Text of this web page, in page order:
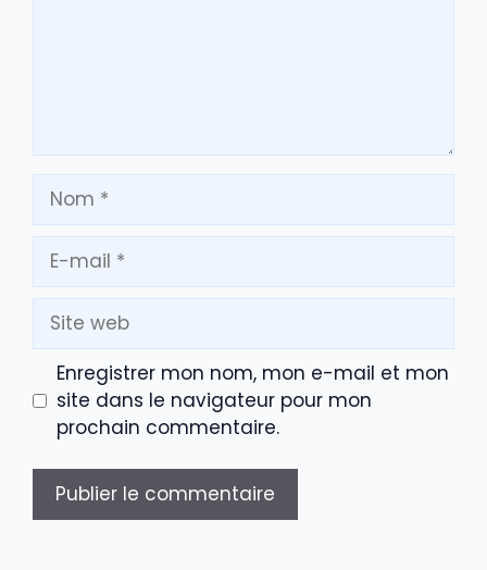
Nom
mail
Site
web
Enregistrer mon nom, mon e-mail et mon
site dans le navigateur pour mon
prochain commentaire.